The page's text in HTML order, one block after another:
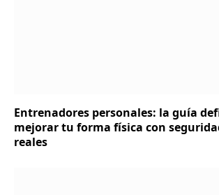
Entrenadores personales: la guía
mejorar tu forma física con
reales